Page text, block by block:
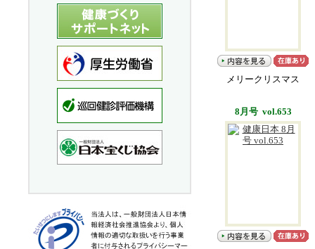
メリークリスマス
8月号 vol.653